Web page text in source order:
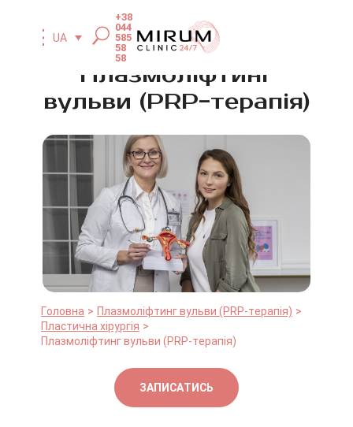
UA
+38
044
585
58
58
Плазмоліфтинг
вульви (PRP-терапія)
Головна
Плазмоліфтинг вульви (PRP-терапія)
Пластична хірургія
Плазмоліфтинг вульви (PRP-терапія)
ЗАПИСАТИСЬ